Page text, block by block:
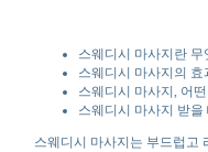
스웨디시 마사지란 무
스웨디시 마사지의 효
스웨디시 마사지, 어
스웨디시 마사지 받을
스웨디시 마사지는 부드럽고